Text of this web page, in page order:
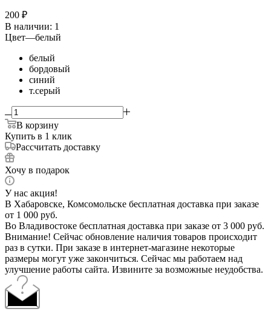
200 ₽
В наличии: 1
Цвет—белый
белый
бордовый
синий
т.серый
В корзину
Купить в 1 клик
Рассчитать доставку
Хочу в подарок
У нас акция!
В Хабаровске, Комсомольске бесплатная доставка при заказе
от 1 000 руб.
Во Владивостоке бесплатная доставка при заказе от 3 000 руб.
Внимание! Сейчас обновление наличия товаров происходит
раз в сутки. При заказе в интернет-магазине некоторые
размеры могут уже закончиться. Сейчас мы работаем над
улучшение работы сайта. Извините за возможные неудобства.